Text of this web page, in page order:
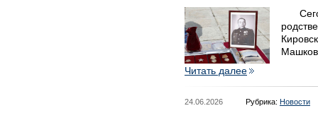
Читать далее
24.06.2026 Рубрика: Новости